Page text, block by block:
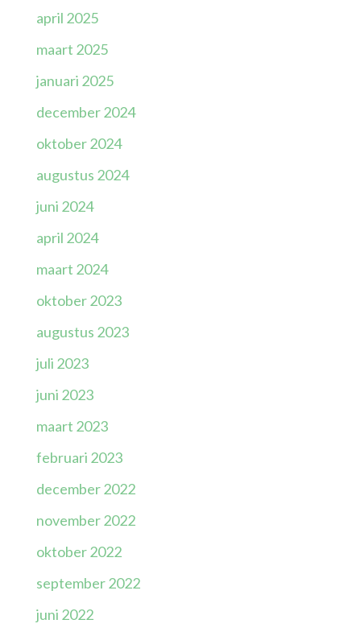
april 2025
maart 2025
januari 2025
december 2024
oktober 2024
augustus 2024
juni 2024
april 2024
maart 2024
oktober 2023
augustus 2023
juli 2023
juni 2023
maart 2023
februari 2023
december 2022
november 2022
oktober 2022
september 2022
juni 2022